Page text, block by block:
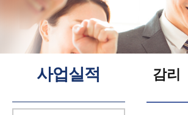
감리
사업실적